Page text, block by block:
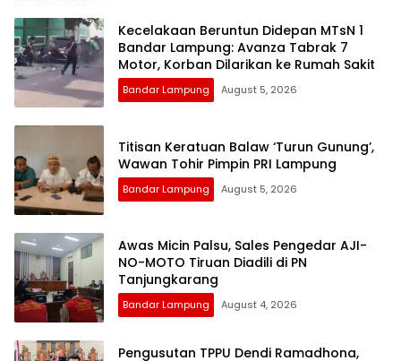
Kecelakaan Beruntun Didepan MTsN 1
Bandar Lampung: Avanza Tabrak 7
Motor, Korban Dilarikan ke Rumah Sakit
Bandar Lampung August 5, 2026
Titisan Keratuan Balaw ‘Turun Gunung’,
Wawan Tohir Pimpin PRI Lampung
Bandar Lampung August 5, 2026
Awas Micin Palsu, Sales Pengedar AJI-
NO-MOTO Tiruan Diadili di PN
Tanjungkarang
Bandar Lampung August 4, 2026
Pengusutan TPPU Dendi Ramadhona,